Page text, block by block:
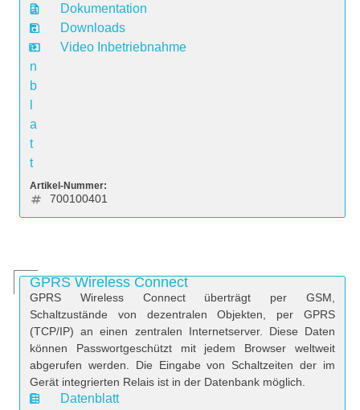
a
t
e
n
b
a
t
t
Dokumentation
Downloads
Video Inbetriebnahme
Artikel-Nummer:
700100401
GPRS Wireless Connect
GPRS Wireless Connect überträgt per GSM,
Schaltzustände von dezentralen Objekten, per GPRS
(TCP/IP) an einen zentralen Internetserver. Diese Daten
können Passwortgeschützt mit jedem Browser weltweit
abgerufen werden. Die Eingabe von Schaltzeiten der im
Gerät integrierten Relais ist in der Datenbank möglich.
Datenblatt